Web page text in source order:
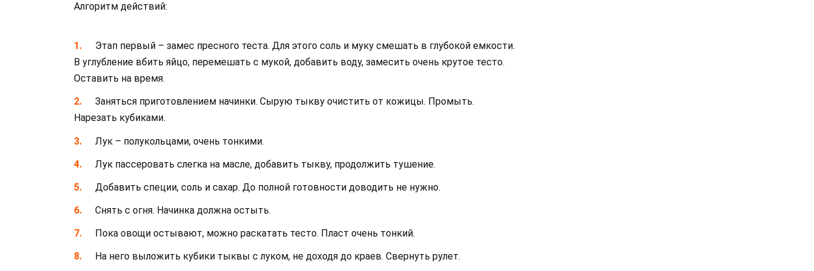
Алгоритм действий:
Этап первый – замес пресного теста. Для этого соль и муку смешать в глубокой емкости.
В углубление вбить яйцо, перемешать с мукой, добавить воду, замесить очень крутое тесто.
Оставить на время.
Заняться приготовлением начинки. Сырую тыкву очистить от кожицы. Промыть.
Нарезать кубиками.
Лук – полукольцами, очень тонкими.
Лук пассеровать слегка на масле, добавить тыкву, продолжить тушение.
Добавить специи, соль и сахар. До полной готовности доводить не нужно.
Снять с огня. Начинка должна остыть.
Пока овощи остывают, можно раскатать тесто. Пласт очень тонкий.
На него выложить кубики тыквы с луком, не доходя до краев. Свернуть рулет.